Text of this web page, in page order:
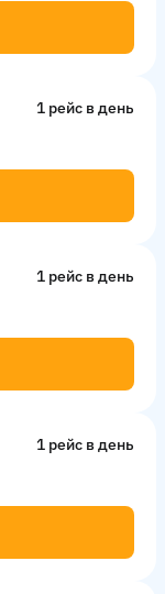
1 рейс в день
1 рейс в день
1 рейс в день